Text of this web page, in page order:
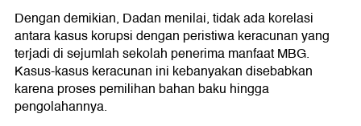
Dengan demikian, Dadan menilai, tidak ada korelasi
antara kasus korupsi dengan peristiwa keracunan yang
terjadi di sejumlah sekolah penerima manfaat MBG.
Kasus-kasus keracunan ini kebanyakan disebabkan
karena proses pemilihan bahan baku hingga
pengolahannya.